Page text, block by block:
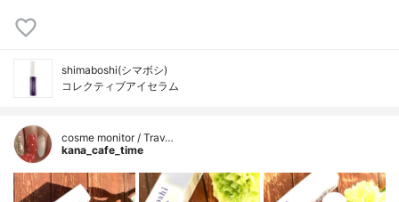
shimaboshi(シマボシ)
コレクティブアイセラム
cosme monitor / Trav…
kana_cafe_time